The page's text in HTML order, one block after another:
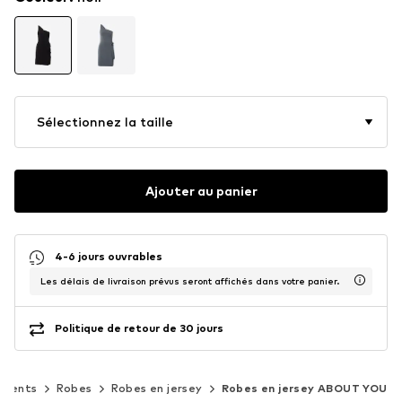
Sélectionnez la taille
Ajouter au panier
4-6 jours ouvrables
Les délais de livraison prévus seront affichés dans votre panier.
Politique de retour de 30 jours
Robes Robes en jersey Robes en jersey ABOUT YOU